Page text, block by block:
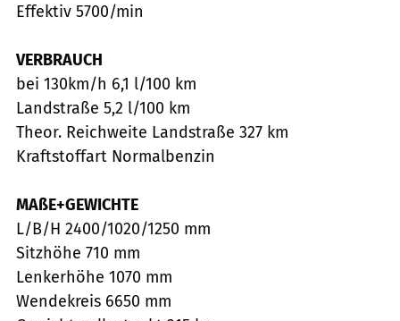
Effektiv 5700/min
VERBRAUCH
bei 130km/h 6,1 l/100 km
Landstraße 5,2 l/100 km
Theor. Reichweite Landstraße 327 km
Kraftstoffart Normalbenzin
MAßE+GEWICHTE
L/B/H 2400/1020/1250 mm
Sitzhöhe 710 mm
Lenkerhöhe 1070 mm
Wendekreis 6650 mm